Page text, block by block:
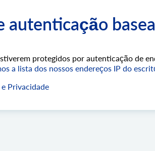
autenticação
protegidos por autenticação de
a lista dos nossos endereços IP do
Privacidade